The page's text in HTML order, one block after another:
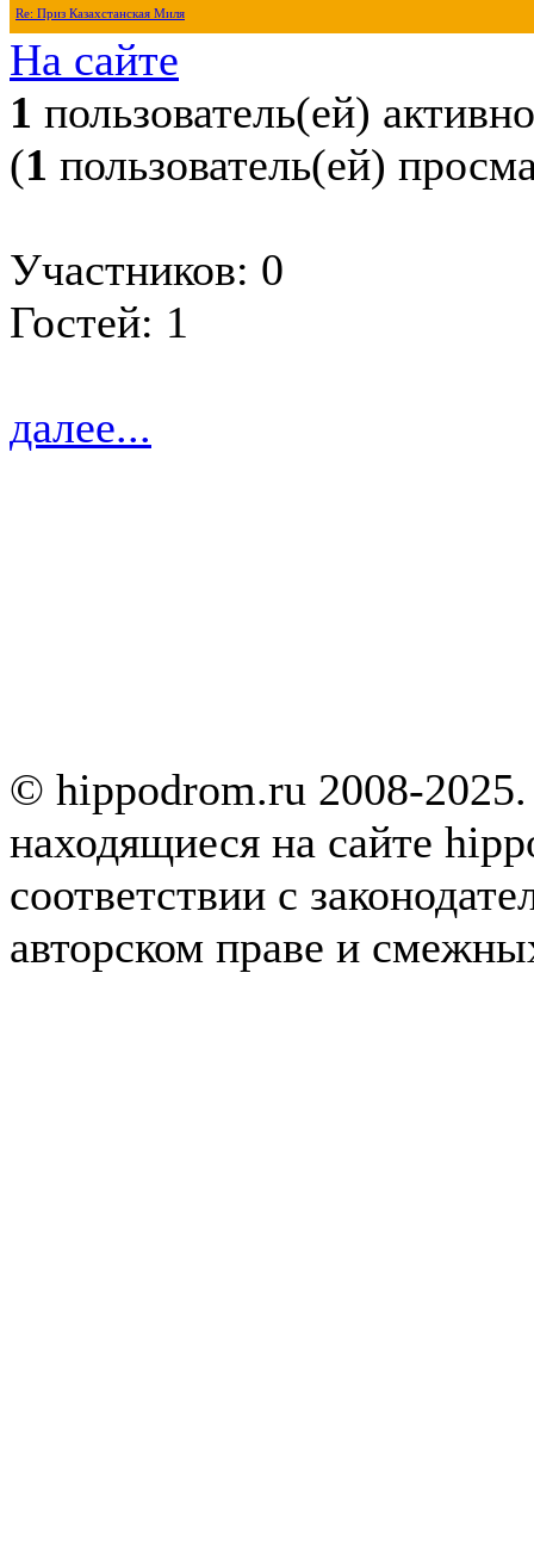
Re: Приз Казахстанская Миля
На сайте
1 пользователь(ей) активно
(1 пользователь(ей)
Участников: 0
Гостей: 1
далее...
© hippodrom.ru 2008-
находящиеся на сайте
соответствии с
авторском праве и